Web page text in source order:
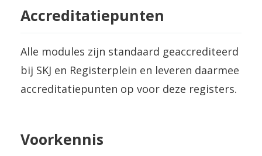
Accreditatiepunten
Alle modules zijn standaard geaccrediteerd
bij SKJ en Registerplein en leveren daarmee
accreditatiepunten op voor deze registers.
Voorkennis